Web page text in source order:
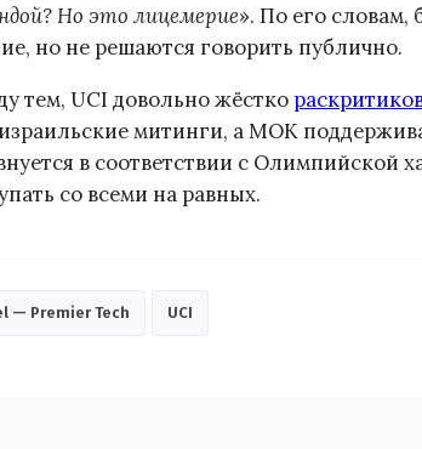
Но это лицемерие». По его
но не решаются говорить публично.
тем, UCI довольно жёстко
митинги, а МОК
в соответствии с Олимпийской
со всеми на равных.
— Premier Tech UCI